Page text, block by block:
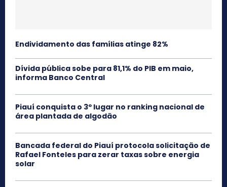
Endividamento das famílias atinge 82%
Dívida pública sobe para 81,1% do PIB em maio,
informa Banco Central
Piauí conquista o 3º lugar no ranking nacional de
área plantada de algodão
Bancada federal do Piauí protocola solicitação de
Rafael Fonteles para zerar taxas sobre energia
solar